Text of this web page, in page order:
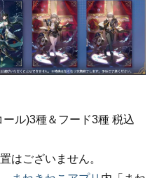
ール)3種＆フード3種 税込
はございません。